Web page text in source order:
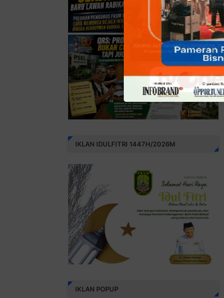
IKLAN IDULFITRI 1447H/2026M
IKLAN POPUP